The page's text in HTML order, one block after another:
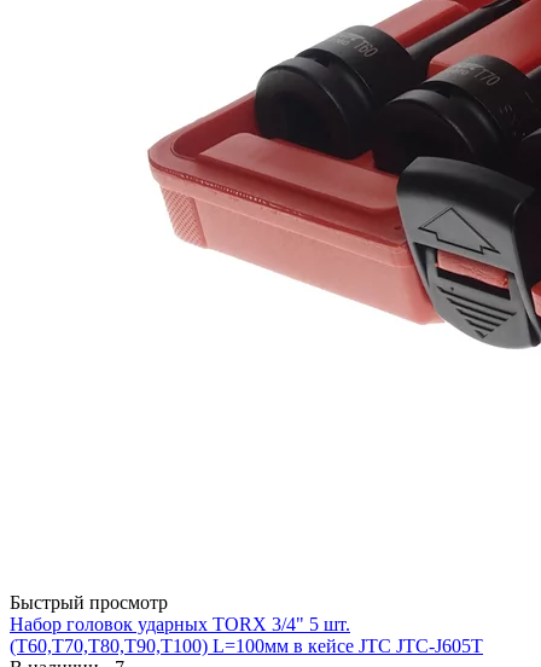
Быстрый просмотр
Набор головок ударных TORX 3/4" 5 шт.
(T60,T70,T80,T90,T100) L=100мм в кейсе JTC JTC-J605T